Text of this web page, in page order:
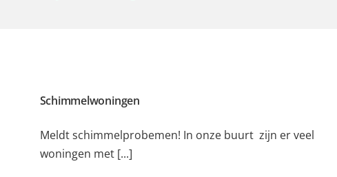
Schimmelwoningen
Meldt schimmelprobemen! In onze buurt zijn er veel
woningen met [...]